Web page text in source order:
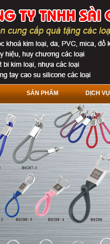
SẢN PHẨM DỊCH VỤ